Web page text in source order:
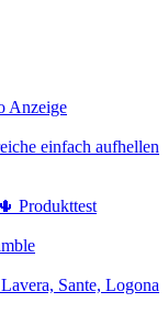
Anzeige
einfach aufhellen
Produkttest
Sante, Logona